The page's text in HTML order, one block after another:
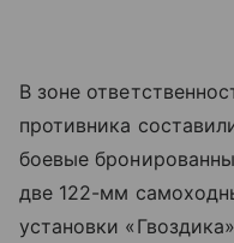
В зоне
противника
боевые
две 122-мм
установки